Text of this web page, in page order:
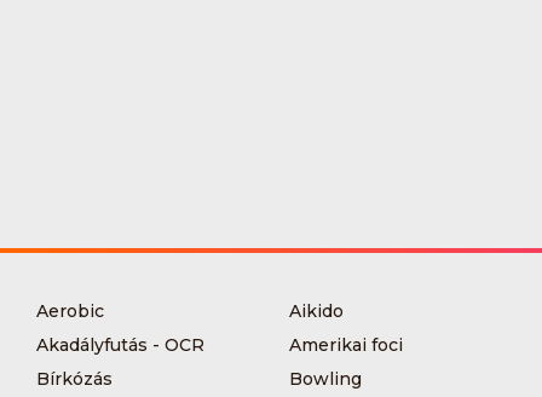
Aerobic
Aikido
Akadályfutás - OCR
Amerikai foci
Bírkózás
Bowling